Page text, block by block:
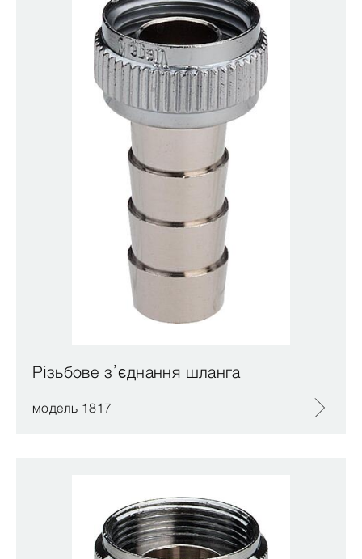
Різьбове з’єднання шланга
модель 1817